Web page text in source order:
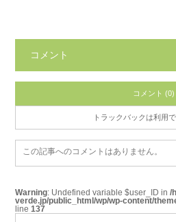
コメント
コメント (0)
トラックバックは利用で
この記事へのコメントはありません。
Warning: Undefined variable $user_ID in /
verde.jp/public_html/wp/wp-content/
line 137